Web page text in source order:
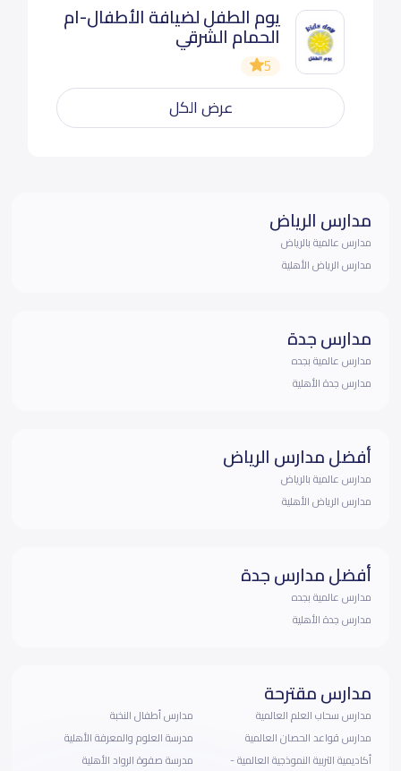
يوم الطفل لضيافة الأطفال-ام
الحمام الشرقي
5
عرض الكل
مدارس الرياض
مدارس عالمية بالرياض
مدارس الرياض الأهلية
مدارس جدة
مدارس عالمية بجده
مدارس جدة الأهلية
أفضل مدارس الرياض
مدارس عالمية بالرياض
مدارس الرياض الأهلية
أفضل مدارس جدة
مدارس عالمية بجده
مدارس جدة الأهلية
مدارس مقترحة
مدارس سحاب العلم العالمية
مدارس قواعد الحصان العالمية
أكاديمية التربية النموذجية العالمية -
مدارس أطفال النخبة
مدرسة العلوم والمعرفة الأهلية
مدرسة صفوة الرواد الأهلية